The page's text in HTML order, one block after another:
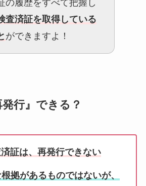
の履歴をすべて把握し
査済証を取得している
ができますよ！
行』できる？
証は、再発行できない
拠があるものではないが、